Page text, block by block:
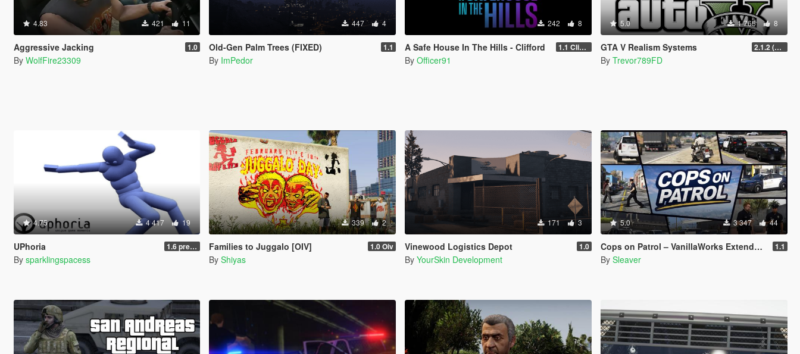
4.83 421 11
Aggressive Jacking 1.0
By WolfFire23309
447 4
Old-Gen Palm Trees (FIXED) 1.1
By ImPedor
242 8
A Safe House In The Hills - Clifford 1.1 Clifford
By Officer91
5.0 1 765 8
GTA V Realism Systems 2.1.2 (Legacy) (OUTDATED)
By Trevor789FD
4.75 4 417 19
UPhoria 1.6 pre-release
By sparklingspacess
339 2
Families to Juggalo [OIV] 1.0 Oiv
By Shiyas
171 3
Vinewood Logistics Depot 1.0
By YourSkin Development
5.0 3 347 44
Cops on Patrol – VanillaWorks Extended (GTA v1.0.3725.0) 1.1
By Sleaver